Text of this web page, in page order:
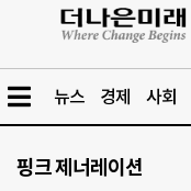
뉴스 경제 사회
핑크 제너레이션